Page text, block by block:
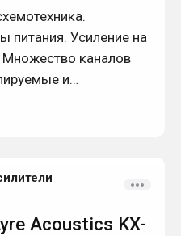
питания. Усиление на
Множество каналов
и
Acoustics KX-